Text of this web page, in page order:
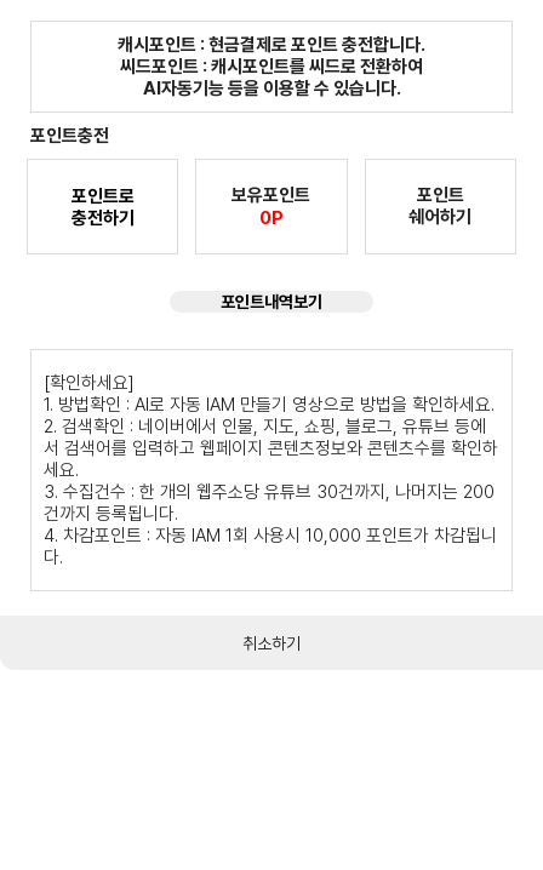
캐시포인트 : 현금결제로 포인트 충전합니다.
씨드포인트 : 캐시포인트를 씨드로 전환하여
AI자동기능 등을 이용할 수 있습니다.
포인트충전
포인트로
충전하기
보유포인트
0P
포인트
쉐어하기
포인트내역보기
[확인하세요]
1. 방법확인 : AI로 자동 IAM 만들기 영상으로 방법을 확인하세요.
2. 검색확인 : 네이버에서 인물, 지도, 쇼핑, 블로그, 유튜브 등에
서 검색어를 입력하고 웹페이지 콘텐츠정보와 콘텐츠수를 확인하
세요.
3. 수집건수 : 한 개의 웹주소당 유튜브 30건까지, 나머지는 200
건까지 등록됩니다.
4. 차감포인트 : 자동 IAM 1회 사용시 10,000 포인트가 차감됩니
다.
취소하기